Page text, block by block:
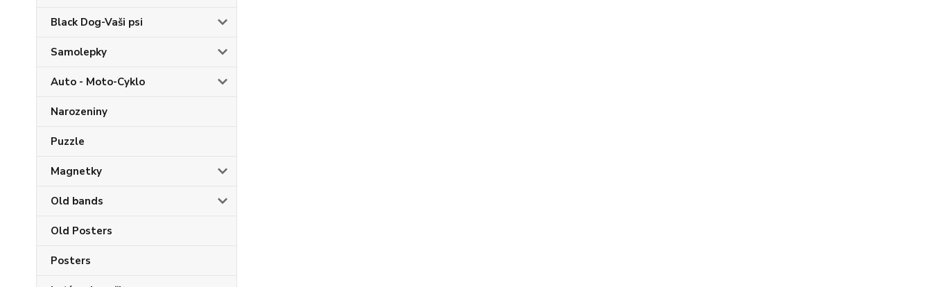
Black Dog-Vaši psi
Samolepky
Auto - Moto-Cyklo
Narozeniny
Puzzle
Magnetky
Old bands
Old Posters
Posters